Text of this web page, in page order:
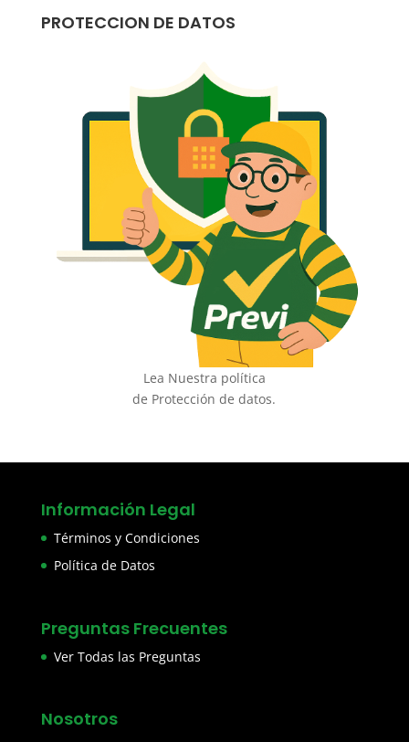
PROTECCION DE DATOS
Lea Nuestra política
de Protección de datos.
Información Legal
Términos y Condiciones
Política de Datos
Preguntas Frecuentes
Ver Todas las Preguntas
Nosotros